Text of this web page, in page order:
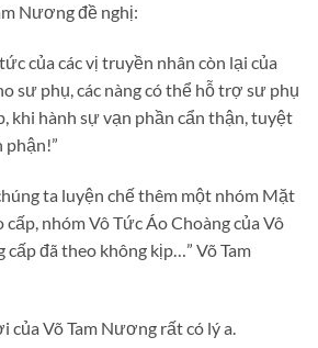
Nương đề nghị:
của các vị truyền nhân còn lại của
sư phụ, các nàng có thể hỗ trợ sư phụ
khi hành sự vạn phần cẩn thận, tuyệt
phận!”
ta luyện chế thêm một nhóm Mặt
cấp, nhóm Vô Tức Áo Choàng của Vô
đã theo không kịp…” Võ Tam
của Võ Tam Nương rất có lý a.